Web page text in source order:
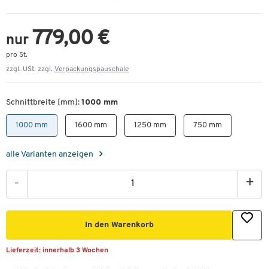
nur 779,00 €
pro St.
zzgl. USt. zzgl. Verpackungspauschale
Schnittbreite [mm]: 1000 mm
1000 mm 1600 mm 1250 mm 750 mm
alle Varianten anzeigen
- +
In den Warenkorb
Lieferzeit: innerhalb 3 Wochen